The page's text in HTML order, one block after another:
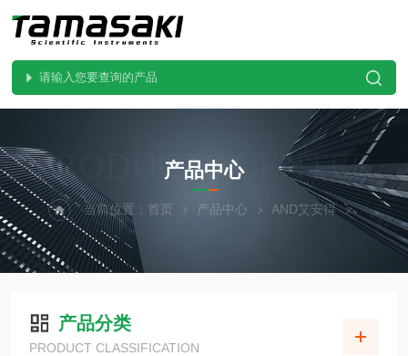
PRODUCTS CENTER
产品中心
当前位置： 首页 产品中心 AND艾安得
产品分类
PRODUCT CLASSIFICATION